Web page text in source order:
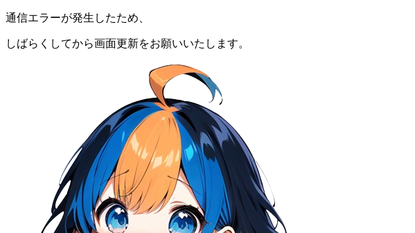
通信エラーが発生したため、
しばらくしてから画面更新をお願いいたします。